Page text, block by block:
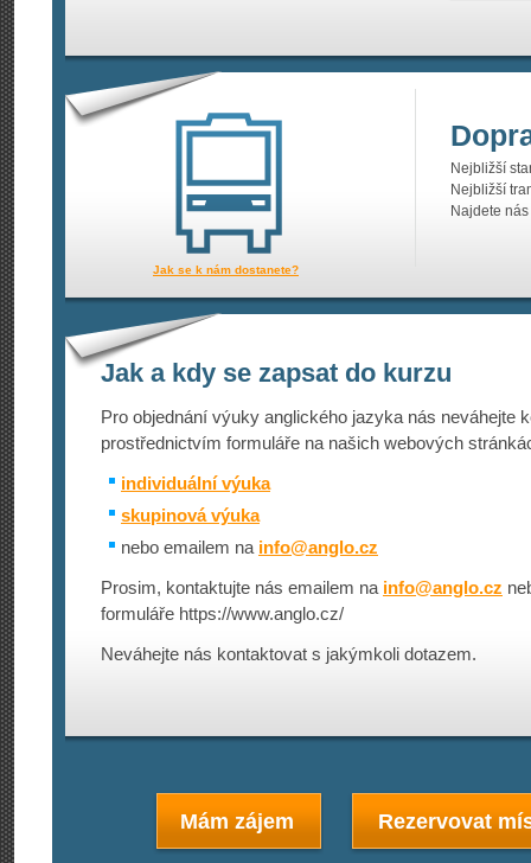
Nejbližší
Nejbližší
Najdete nás
Jak se k nám dostanete?
Jak a kdy se zapsat do kurzu
Pro objednání výuky anglického jazyka nás neváhejte
prostřednictvím formuláře na našich webových
individuální výuka
skupinová výuka
nebo emailem na info@anglo.cz
Prosim, kontaktujte nás emailem na info@anglo.cz
formuláře https://www.an­glo.cz/
Neváhejte nás kontaktovat s jakýmkoli dotazem.
Mám zájem Rezervovat